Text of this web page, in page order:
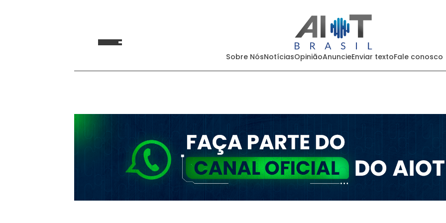
Sobre NósNotíciasOpiniãoAnuncieEnviar textoFale conosco